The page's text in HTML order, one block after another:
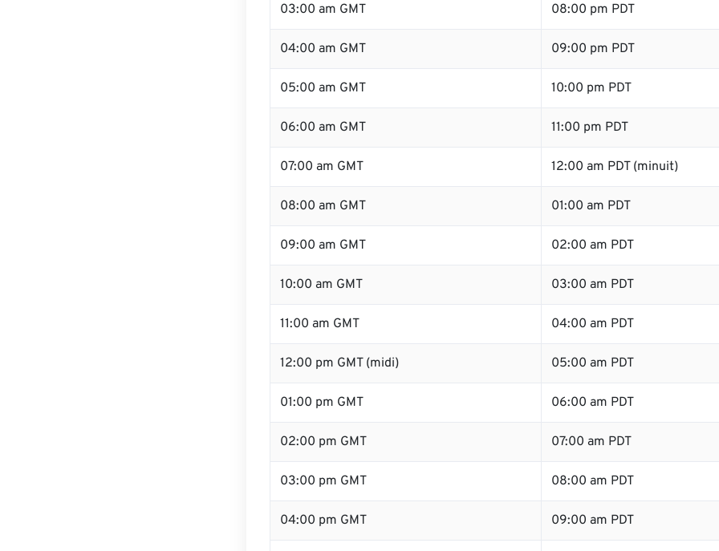
03:00 am GMT 08:00 pm PDT
04:00 am GMT 09:00 pm PDT
05:00 am GMT 10:00 pm PDT
06:00 am GMT 11:00 pm PDT
07:00 am GMT 12:00 am PDT (minuit)
08:00 am GMT 01:00 am PDT
09:00 am GMT 02:00 am PDT
10:00 am GMT 03:00 am PDT
11:00 am GMT 04:00 am PDT
12:00 pm GMT (midi) 05:00 am PDT
01:00 pm GMT 06:00 am PDT
02:00 pm GMT 07:00 am PDT
03:00 pm GMT 08:00 am PDT
04:00 pm GMT 09:00 am PDT